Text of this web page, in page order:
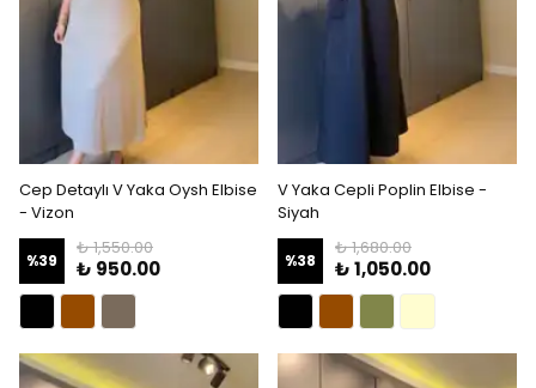
Cep Detaylı V Yaka Oysh Elbise
- Vizon
%39
₺ 1,550.00
₺ 950.00
V Yaka Cepli Poplin Elbise -
Siyah
%38
₺ 1,680.00
₺ 1,050.00